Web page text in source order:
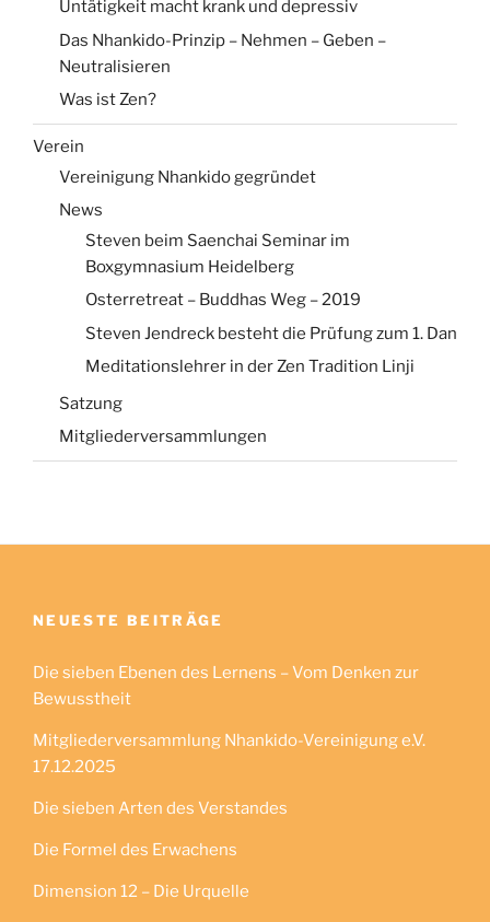
Untätigkeit macht krank und depressiv
Das Nhankido-Prinzip – Nehmen – Geben –
Neutralisieren
Was ist Zen?
Verein
Vereinigung Nhankido gegründet
News
Steven beim Saenchai Seminar im
Boxgymnasium Heidelberg
Osterretreat – Buddhas Weg – 2019
Steven Jendreck besteht die Prüfung zum 1. Dan
Meditationslehrer in der Zen Tradition Linji
Satzung
Mitgliederversammlungen
NEUESTE BEITRÄGE
Die sieben Ebenen des Lernens – Vom Denken zur
Bewusstheit
Mitgliederversammlung Nhankido-Vereinigung e.V.
17.12.2025
Die sieben Arten des Verstandes
Die Formel des Erwachens
Dimension 12 – Die Urquelle